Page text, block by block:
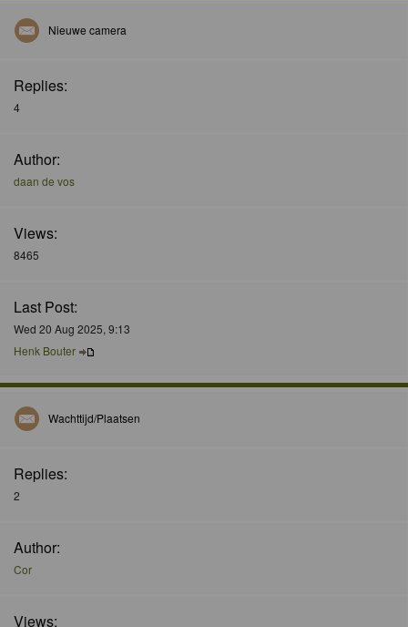
Nieuwe camera
Replies:
4
Author:
daan de vos
Views:
8465
Last Post:
Wed 20 Aug 2025, 9:13
Henk Bouter
Wachttijd/Plaatsen
Replies:
2
Author:
Cor
Views: